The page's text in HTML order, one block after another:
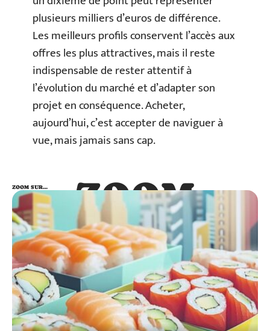
plusieurs milliers d’euros de différence.
Les meilleurs profils conservent l’accès aux
offres les plus attractives, mais il reste
indispensable de rester attentif à
l’évolution du marché et d’adapter son
projet en conséquence. Acheter,
aujourd’hui, c’est accepter de naviguer à
vue, mais jamais sans cap.
ZOOM
SUR…
ZOOM SUR…